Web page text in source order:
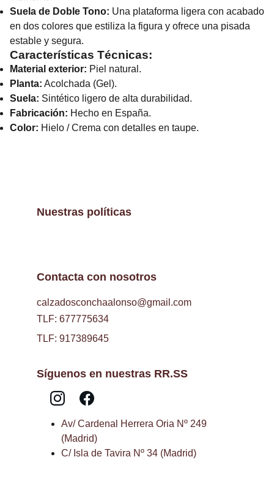
Suela de Doble Tono: Una plataforma ligera con acabado
en dos colores que estiliza la figura y ofrece una pisada
estable y segura.
Características Técnicas:
Material exterior: Piel natural.
Planta: Acolchada (Gel).
Suela: Sintético ligero de alta durabilidad.
Fabricación: Hecho en España.
Color: Hielo / Crema con detalles en taupe.
Contacta con nosotros
calzadosconchaalonso@gmail.com
Síguenos en nuestras RR.SS
Nuestras políticas
TLF: 677775634
TLF: 917389645
Av/ Cardenal Herrera Oria Nº 249
(Madrid)
C/ Isla de Tavira Nº 34 (Madrid)